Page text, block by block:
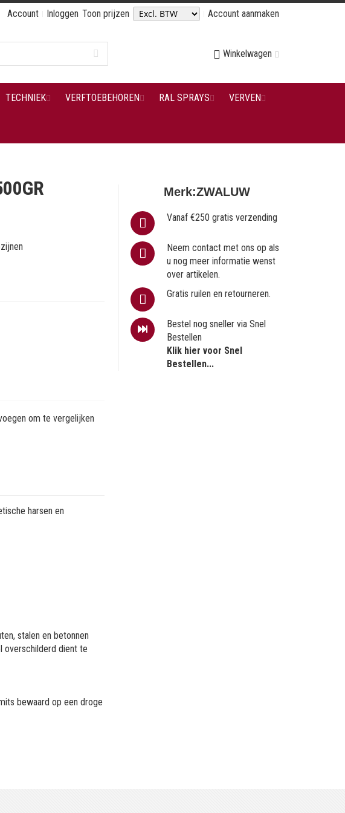
Account Inloggen Toon prijzen Account aanmaken
Winkelwagen
TECHNIEK VERFTOEBEHOREN RAL SPRAYS VERVEN
om te vergelijken
Merk:ZWALUW
Vanaf €250 gratis verzending
Neem contact met ons op als
u nog meer informatie wenst
over artikelen.
Gratis ruilen en retourneren.
Bestel nog sneller via Snel
Bestellen
Klik hier voor Snel
Bestellen...
harsen en
stalen en betonnen
overschilderd dient te
bewaard op een droge